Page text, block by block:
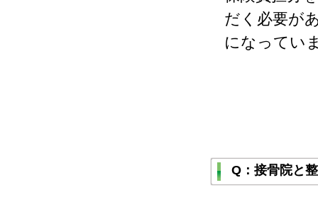
だく必要が
になってい
Q：接骨院と